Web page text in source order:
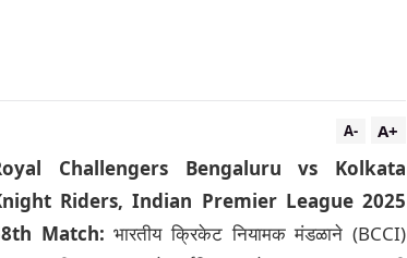
A+
A-
Challengers Bengaluru vs Kolkata
Riders, Indian Premier League 2025
Match: भारतीय क्रिकेट नियामक मंडळाने (BCCI)